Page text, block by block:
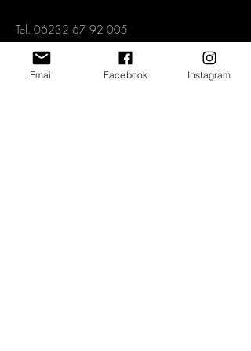
Tel. 06232 67 92 005
Mobil.0151 1577 3339
info@art2-kunstraum.de
Email Facebook Instagram